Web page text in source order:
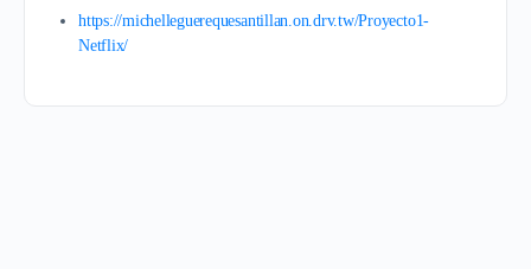
https://michelleguerequesantillan.on.drv.tw/Proyecto1-
Netflix/